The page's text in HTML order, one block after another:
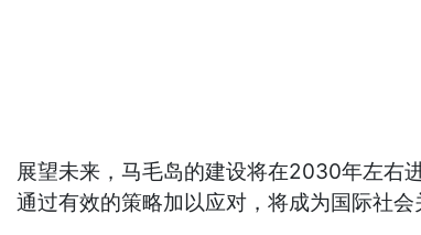
展望未来，马毛岛的建设将在2030年左右
通过有效的策略加以应对，将成为国际社会